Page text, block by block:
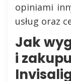
opiniami
usług oraz
Jak
i